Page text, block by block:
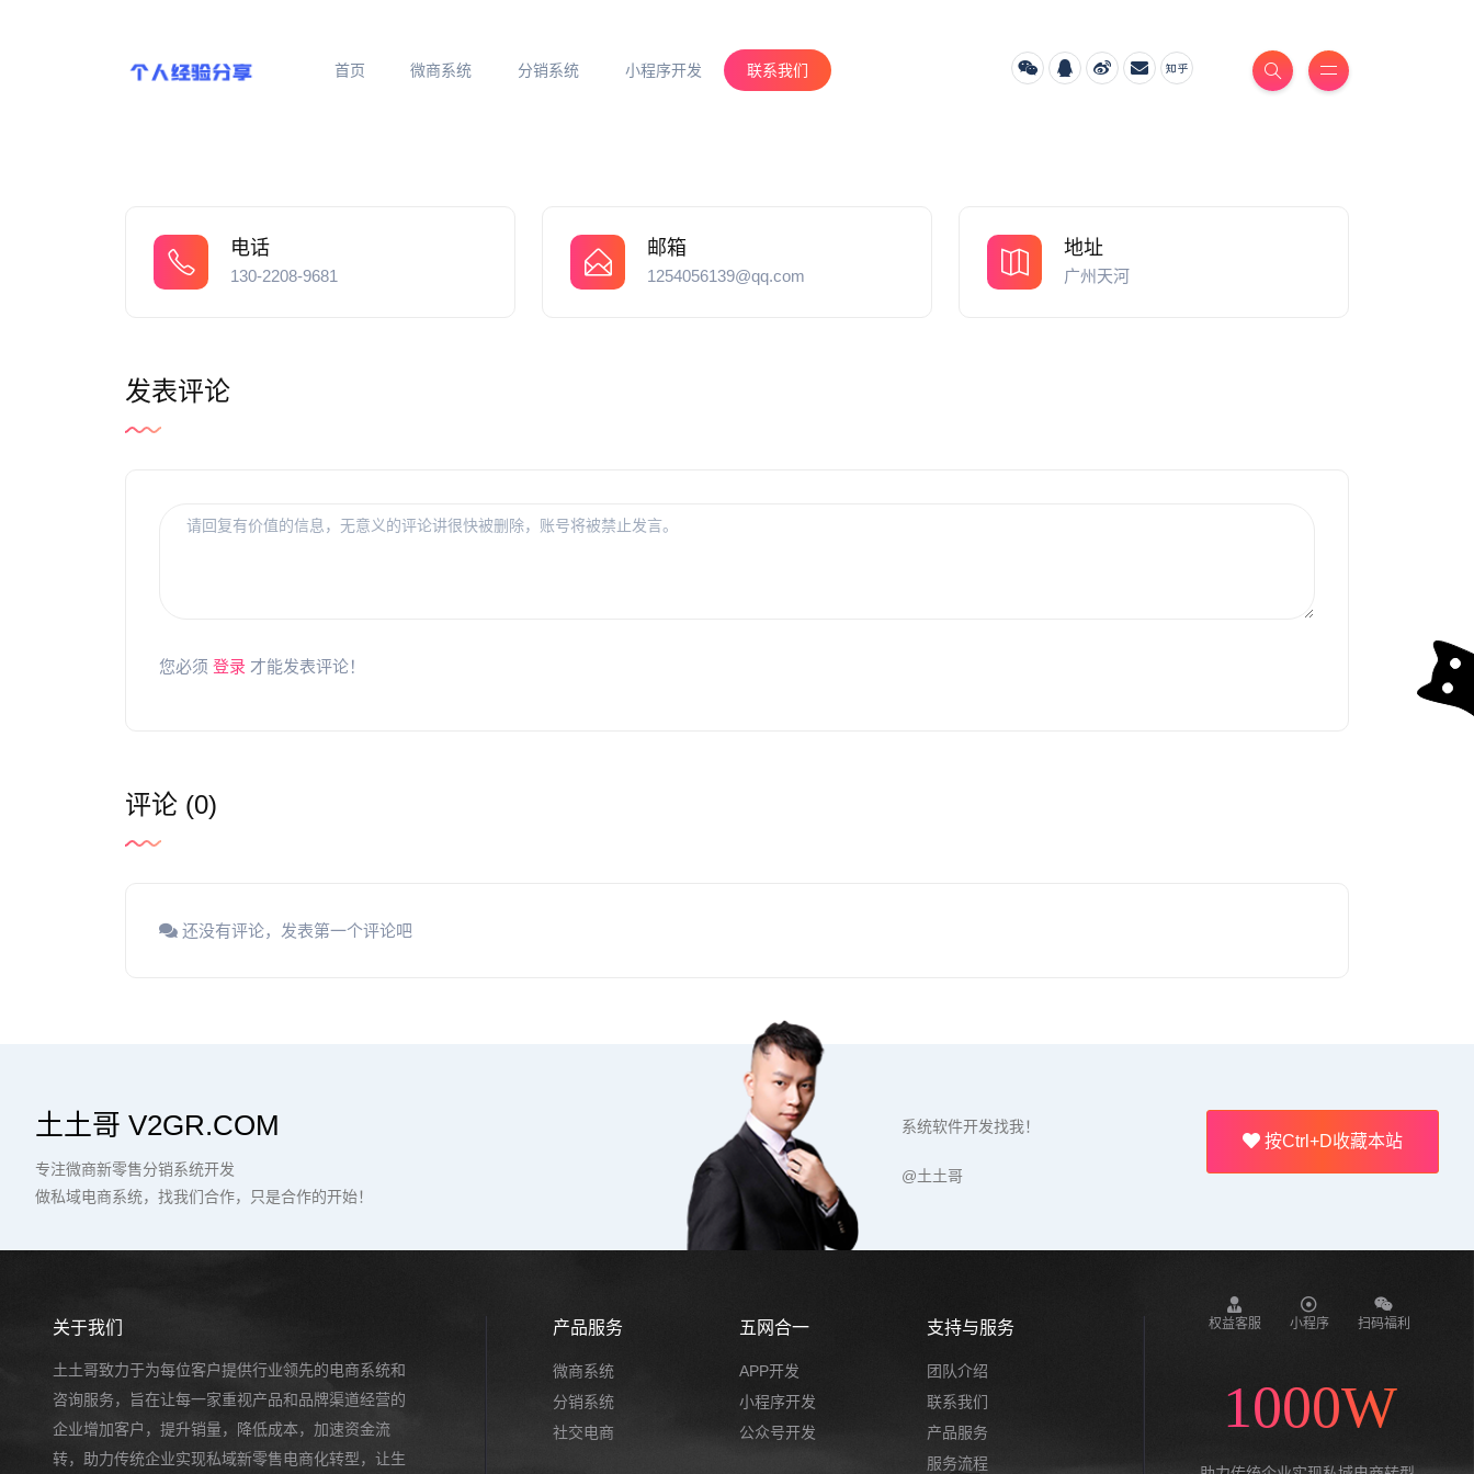
首页 微商系统 分销系统 小程序开发 联系我们
电话
130-2208-9681
邮箱
1254056139@qq.com
地址
广州天河
发表评论
您必须 登录 才能发表评论！
评论 (0)
还没有评论，发表第一个评论吧
土土哥 V2GR.COM
专注微商新零售分销系统开发
做私域电商系统，找我们合作，只是合作的开始！
按Ctrl+D收藏本站
系统软件开发找我！
@土土哥
关于我们
土土哥致力于为每位客户提供行业领先的电商系统和
咨询服务，旨在让每一家重视产品和品牌渠道经营的
企业增加客户，提升销量，降低成本，加速资金流
转，助力传统企业实现私域新零售电商化转型，让生
产品服务
微商系统
分销系统
社交电商
五网合一
APP开发
小程序开发
公众号开发
支持与服务
团队介绍
联系我们
产品服务
服务流程
权益客服 小程序 扫码福利
1000W